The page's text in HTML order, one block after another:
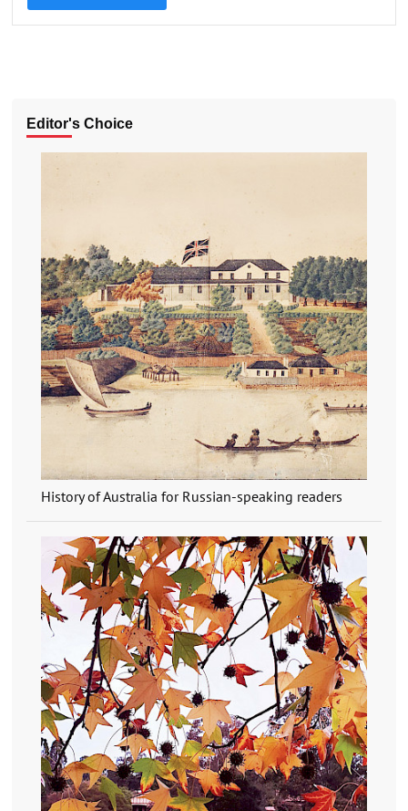
Editor's Choice
History of Australia for Russian-speaking readers